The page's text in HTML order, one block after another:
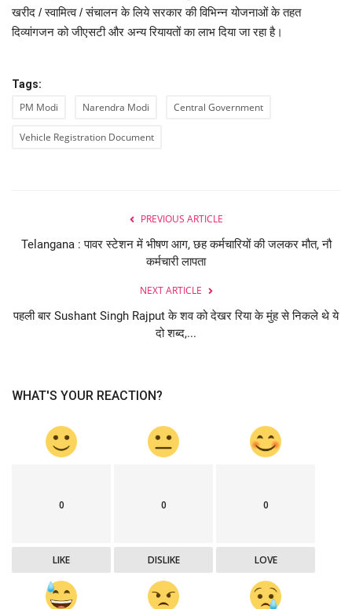
खरीद / स्वामित्व / संचालन के लिये सरकार की विभिन्न योजनाओं के तहत
दिव्यांगजन को जीएसटी और अन्य रियायतों का लाभ दिया जा रहा है।
Tags:
PM Modi Narendra Modi Central Government
Vehicle Registration Document
PREVIOUS ARTICLE
Telangana : पावर स्टेशन में भीषण आग, छह कर्मचारियों की जलकर मौत, नौ
कर्मचारी लापता
NEXT ARTICLE
पहली बार Sushant Singh Rajput के शव को देखर रिया के मुंह से निकले थे ये
दो शब्द,...
WHAT'S YOUR REACTION?
0
LIKE
0
DISLIKE
0
LOVE